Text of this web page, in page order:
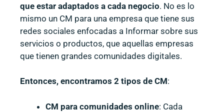
que estar adaptados a cada negocio. No es lo
mismo un CM para una empresa que tiene sus
redes sociales enfocadas a Informar sobre sus
servicios o productos, que aquellas empresas
que tienen grandes comunidades digitales.
Entonces, encontramos 2 tipos de CM:
CM para comunidades online: Cada